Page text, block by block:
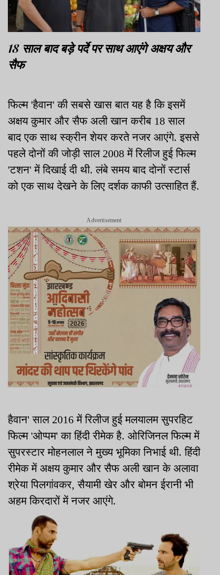
18 साल बाद बड़े पर्दे पर साथ आएंगे अक्षय और
सैफ
फिल्म 'हैवान' की सबसे खास बात यह है कि इसमें
अक्षय कुमार और सैफ अली खान करीब 18 साल
बाद एक साथ स्क्रीन शेयर करते नजर आएंगे. इससे
पहले दोनों की जोड़ी साल 2008 में रिलीज हुई फिल्म
'टशन' में दिखाई दी थी. लंबे समय बाद दोनों स्टार्स
को एक साथ देखने के लिए दर्शक काफी उत्साहित हैं.
Advertisement
हैवान' साल 2016 में रिलीज हुई मलयालम सुपरहिट
फिल्म 'ओप्पम' का हिंदी रीमेक है. ओरिजिनल फिल्म में
सुपरस्टार मोहनलाल ने मुख्य भूमिका निभाई थी. हिंदी
रीमेक में अक्षय कुमार और सैफ अली खान के अलावा
श्रेया पिलगांवकर, सैयामी खेर और बोमन ईरानी भी
अहम किरदारों में नजर आएंगे.